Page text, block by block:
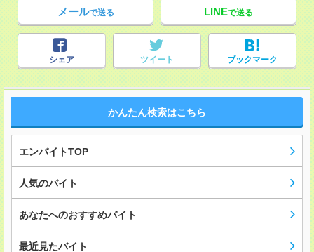
メールで送る LINEで送る
シェア ツイート ブックマーク
かんたん検索はこちら
エンバイトTOP
人気のバイト
あなたへのおすすめバイト
最近見たバイト